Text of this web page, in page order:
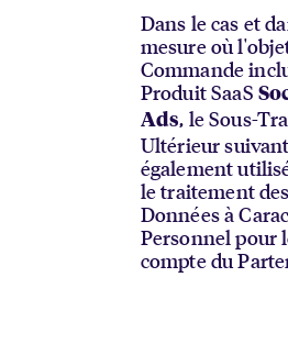
Dans le cas et
mesure où
Commande
Produit SaaS
Ads, le Sous-
Ultérieur
également
le traitement des
Données à
Personnel pour
compte du